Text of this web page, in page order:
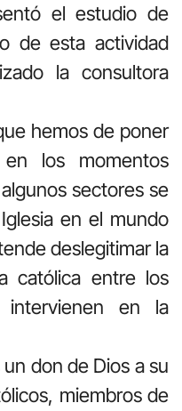
el estudio de
de esta actividad
la consultora
hemos de poner
los momentos
sectores se
en el mundo
deslegitimar la
católica entre los
intervienen en la
don de Dios a su
miembros de